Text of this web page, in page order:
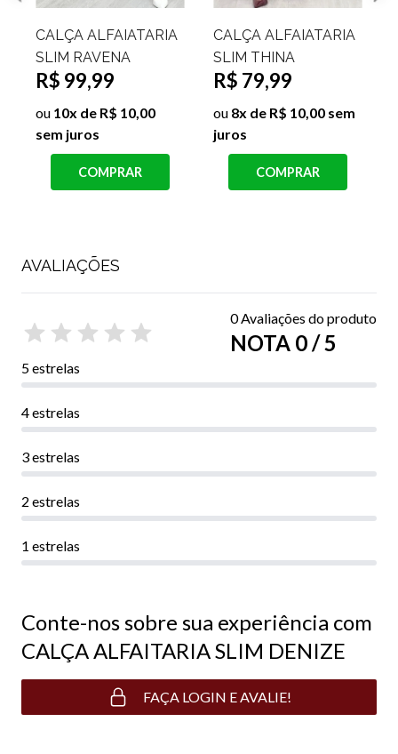
CALÇA ALFAIATARIA
SLIM RAVENA
R$ 99,99
ou 10x de R$ 10,00
sem juros
COMPRAR
CALÇA ALFAIATARIA
SLIM THINA
R$ 79,99
ou 8x de R$ 10,00 sem
juros
COMPRAR
AVALIAÇÕES
0 Avaliações do produto
NOTA 0 / 5
5 estrelas
4 estrelas
3 estrelas
2 estrelas
1 estrelas
Conte-nos sobre sua experiência com
CALÇA ALFAITARIA SLIM DENIZE
FAÇA LOGIN E AVALIE!